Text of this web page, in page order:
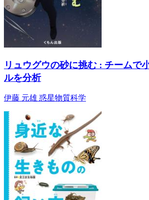
リュウグウの砂に挑む : チームで
ルを分析
伊藤 元雄 惑星物質科学